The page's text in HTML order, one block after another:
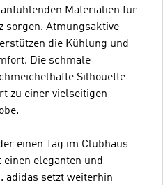
Materialien für
sorgen. Atmungsaktive
die Kühlung und
Die schmale
Silhouette
zu einer vielseitigen
einen Tag im Clubhaus
einen eleganten und
adidas setzt weiterhin